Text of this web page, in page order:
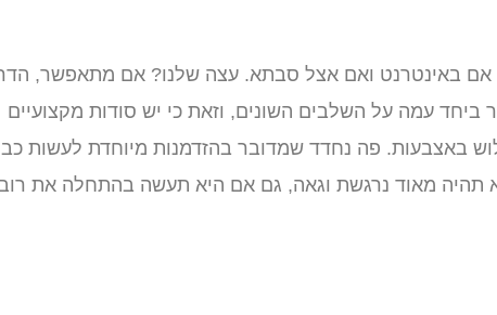
אם באינטרנט ואם אצל סבתא. עצה שלנו? אם מתאפשר,
עמה על השלבים השונים, וזאת כי יש סודות מקצועיים
באצבעות. פה נחדד שמדובר בהזדמנות מיוחדת לעשות
תהיה מאוד נרגשת וגאה, גם אם היא תעשה בהתחלה את